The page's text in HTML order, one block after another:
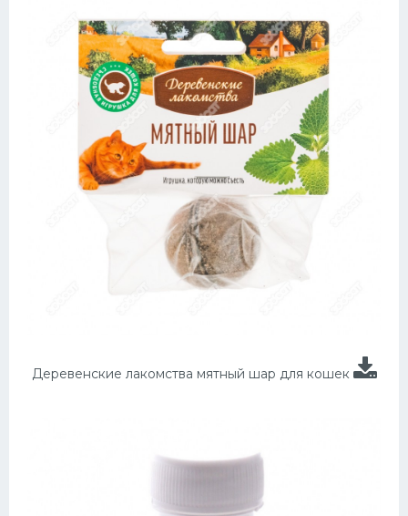
Деревенские лакомства мятный шар для кошек